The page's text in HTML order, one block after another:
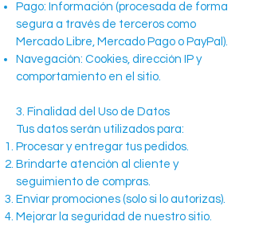
Pago: Información (procesada de forma
segura a través de terceros como
Mercado Libre, Mercado Pago o PayPal).
Navegación: Cookies, dirección IP y
comportamiento en el sitio.
3. Finalidad del Uso de Datos
Tus datos serán utilizados para:
Procesar y entregar tus pedidos.
Brindarte atención al cliente y
seguimiento de compras.
Enviar promociones (solo si lo autorizas).
Mejorar la seguridad de nuestro sitio.